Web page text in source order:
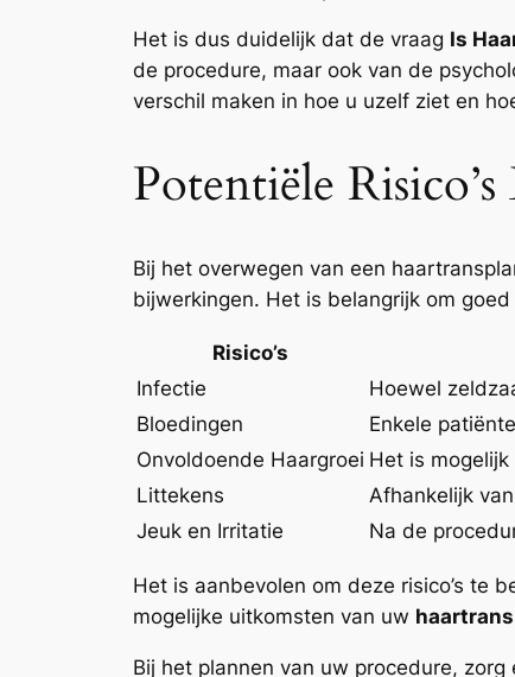
Het is dus duidelijk dat de vraag Is
de procedure, maar ook van de
verschil maken in hoe u uzelf ziet en
Potentiële
Bij het overwegen van een
bijwerkingen. Het is belangrijk om
Risico’s
Infectie
Hoewel
Bloedingen
Enkele
Onvoldoende Haargroei Het is
Littekens
Afhankelijk
Jeuk en Irritatie
Na de
Het is aanbevolen om deze risico’s te
mogelijke uitkomsten van uw
Bij het plannen van uw procedure,